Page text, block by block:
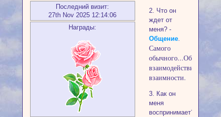
Последний визит:
27th Nov 2025 12:14:06
Награды:
2. Что он
ждет от
меня? -
Общение.
Самого
обычного...Общения,
взаимодействия,
взаимности.
3. Как он
меня
воспринимает?